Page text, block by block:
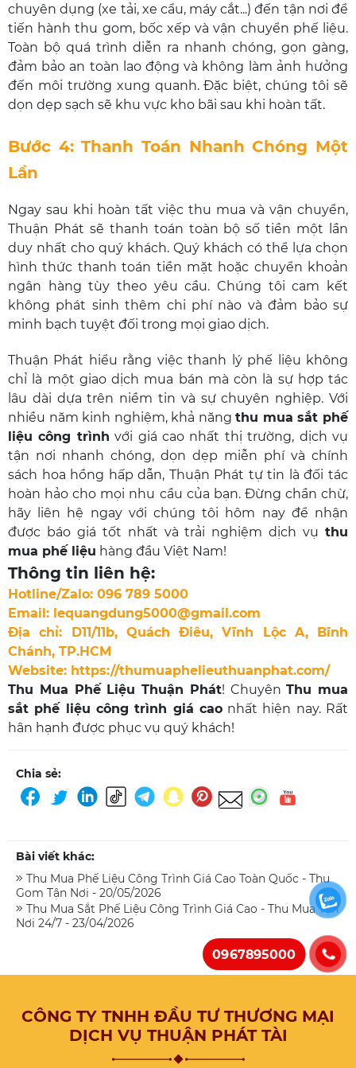
chuyên dụng (xe tải, xe cẩu, máy cắt...) đến tận nơi để
tiến hành thu gom, bốc xếp và vận chuyển phế liệu.
Toàn bộ quá trình diễn ra nhanh chóng, gọn gàng,
đảm bảo an toàn lao động và không làm ảnh hưởng
đến môi trường xung quanh. Đặc biệt, chúng tôi sẽ
dọn dẹp sạch sẽ khu vực kho bãi sau khi hoàn tất.
Bước 4: Thanh Toán Nhanh Chóng Một
Lần
Ngay sau khi hoàn tất việc thu mua và vận chuyển,
Thuận Phát sẽ thanh toán toàn bộ số tiền một lần
duy nhất cho quý khách. Quý khách có thể lựa chọn
hình thức thanh toán tiền mặt hoặc chuyển khoản
ngân hàng tùy theo yêu cầu. Chúng tôi cam kết
không phát sinh thêm chi phí nào và đảm bảo sự
minh bạch tuyệt đối trong mọi giao dịch.
Thuận Phát hiểu rằng việc thanh lý phế liệu không
chỉ là một giao dịch mua bán mà còn là sự hợp tác
lâu dài dựa trên niềm tin và sự chuyên nghiệp. Với
nhiều năm kinh nghiệm, khả năngthu mua sắt phế
liệu công trình với giá cao nhất thị trường, dịch vụ
tận nơi nhanh chóng, dọn dẹp miễn phí và chính
sách hoa hồng hấp dẫn, Thuận Phát tự tin là đối tác
hoàn hảo cho mọi nhu cầu của bạn. Đừng chần chừ,
hãy liên hệ ngay với chúng tôi hôm nay để nhận
được báo giá tốt nhất và trải nghiệm dịch vụ thu
mua phế liệu hàng đầu Việt Nam!
Thông tin liên hệ:
Hotline/Zalo: 096 789 5000
Email: lequangdung5000@gmail.com
Địa chỉ: D11/11b, Quách Điêu, Vĩnh Lộc A, Bĩnh
Chánh, TP.HCM
Website: https://thumuaphelieuthuanphat.com/
Thu Mua Phế Liệu Thuận Phát! ChuyênThu mua
sắt phế liệu công trình giá caonhất hiện nay. Rất
hân hạnh được phục vụ quý khách!
Chia sẻ:
Bài viết khác:
Thu Mua Phế Liệu Công Trình Giá Cao Toàn Quốc - Thu
Gom Tận Nơi - 20/05/2026
Thu Mua Sắt Phế Liệu Công Trình Giá Cao - Thu Mua Tận
Nơi 24/7 - 23/04/2026
CÔNG TY TNHH ĐẦU TƯ THƯƠNG MẠI
DỊCH VỤ THUẬN PHÁT TÀI
0967895000